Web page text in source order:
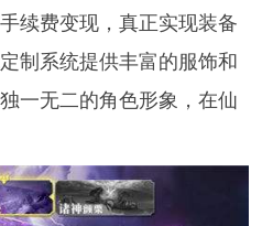
续费变现，真正实现装备
制系统提供丰富的服饰和
一无二的角色形象，在仙